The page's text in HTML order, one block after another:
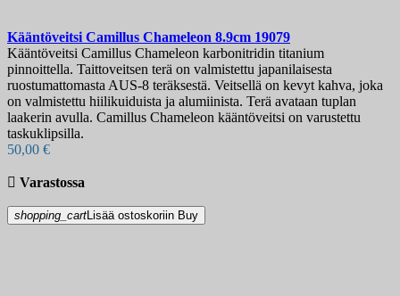
Kääntöveitsi Camillus Chameleon 8.9cm 19079
Kääntöveitsi Camillus Chameleon karbonitridin titanium
pinnoittella. Taittoveitsen terä on valmistettu japanilaisesta
ruostumattomasta AUS-8 teräksestä. Veitsellä on kevyt kahva, joka
on valmistettu hiilikuiduista ja alumiinista. Terä avataan tuplan
laakerin avulla. Camillus Chameleon kääntöveitsi on varustettu
taskuklipsilla.
50,00 €
 Varastossa
shopping_cartLisää ostoskoriin Buy